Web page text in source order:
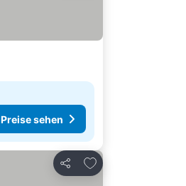
Preise sehen
Teilen
Zu Favoriten